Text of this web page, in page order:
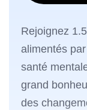
Rejoignez
alimentés
santé
grand
des